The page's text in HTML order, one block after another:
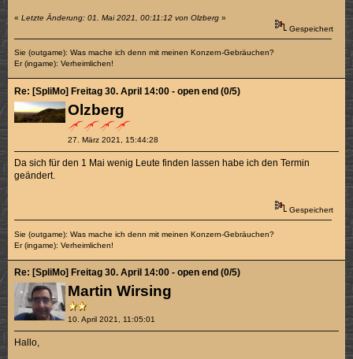
«Letzte Änderung: 01. Mai 2021, 00:11:12 von Olzberg »
Gespeichert
Sie (outgame): Was mache ich denn mit meinen Konzern-Gebräuchen?
Er (ingame): Verheimlichen!
Olzberg
27. März 2021, 15:44:28
Re: [SpliMo] Freitag 30. April 14:00 - open end (0/5)
Da sich für den 1 Mai wenig Leute finden lassen habe ich den Termin
geändert.
Gespeichert
Sie (outgame): Was mache ich denn mit meinen Konzern-Gebräuchen?
Er (ingame): Verheimlichen!
Martin Wirsing
10. April 2021, 11:05:01
Re: [SpliMo] Freitag 30. April 14:00 - open end (0/5)
Hallo,